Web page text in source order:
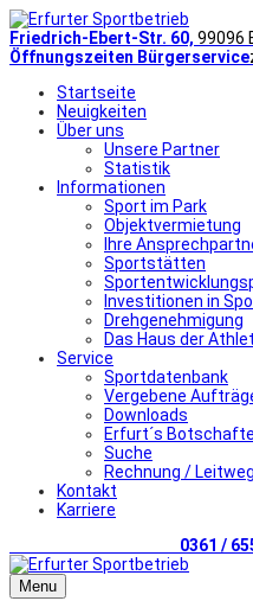
Friedrich-Ebert-Str. 60, 99096
Öffnungszeiten Bürgerservice
Startseite
Neuigkeiten
Über uns
Unsere Partner
Statistik
Informationen
Sport im Park
Objektvermietung
Ihre
Sportstätten
Investitionen in
Drehgenehmigung
Das Haus der
Service
Sportdatenbank
Vergebene
Downloads
Erfurt´s
Suche
Rechnung /
Kontakt
Karriere
0361 /
Menu